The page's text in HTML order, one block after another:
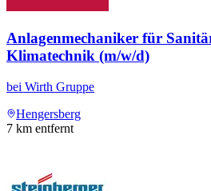
Anlagenmechaniker für
Klimatechnik (m/w/d)
bei Wirth Gruppe
Hengersberg
7 km entfernt